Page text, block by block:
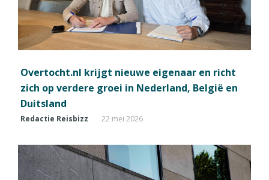
Overtocht.nl krijgt nieuwe eigenaar en richt
zich op verdere groei in Nederland, België en
Duitsland
Redactie Reisbizz 22 mei 2026